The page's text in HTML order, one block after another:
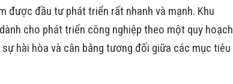
được đầu tư phát triển rất nhanh và mạnh. Khu
cho phát triển công nghiệp theo một quy hoạch
hài hòa và cân bằng tương đối giữa các mục tiêu